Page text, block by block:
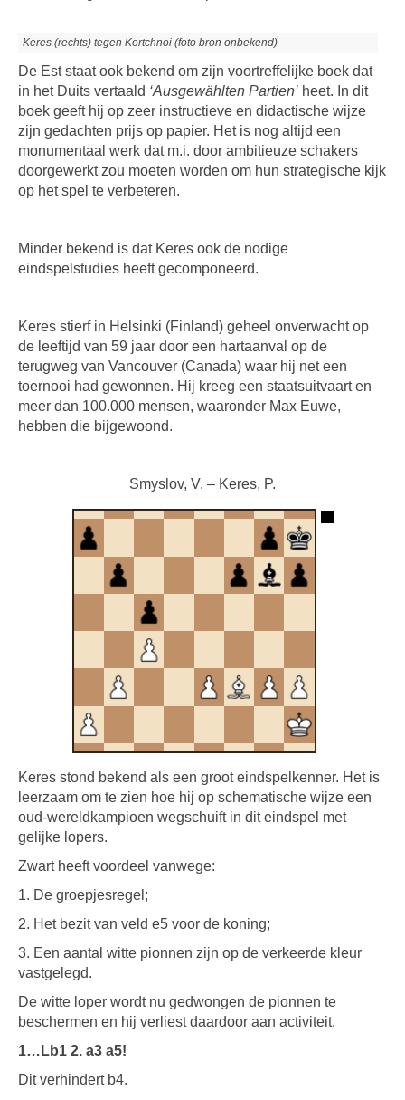
Keres (rechts) tegen Kortchnoi (foto bron onbekend)
De Est staat ook bekend om zijn voortreffelijke boek dat
in het Duits vertaald ‘Ausgewählten Partien’ heet. In dit
boek geeft hij op zeer instructieve en didactische wijze
zijn gedachten prijs op papier. Het is nog altijd een
monumentaal werk dat m.i. door ambitieuze schakers
doorgewerkt zou moeten worden om hun strategische kijk
op het spel te verbeteren.
Minder bekend is dat Keres ook de nodige
eindspelstudies heeft gecomponeerd.
Keres stierf in Helsinki (Finland) geheel onverwacht op
de leeftijd van 59 jaar door een hartaanval op de
terugweg van Vancouver (Canada) waar hij net een
toernooi had gewonnen. Hij kreeg een staatsuitvaart en
meer dan 100.000 mensen, waaronder Max Euwe,
hebben die bijgewoond.
Smyslov, V. – Keres, P.
Keres stond bekend als een groot eindspelkenner. Het is
leerzaam om te zien hoe hij op schematische wijze een
oud-wereldkampioen wegschuift in dit eindspel met
gelijke lopers.
Zwart heeft voordeel vanwege:
1. De groepjesregel;
2. Het bezit van veld e5 voor de koning;
3. Een aantal witte pionnen zijn op de verkeerde kleur
vastgelegd.
De witte loper wordt nu gedwongen de pionnen te
beschermen en hij verliest daardoor aan activiteit.
1…Lb1 2. a3 a5!
Dit verhindert b4.